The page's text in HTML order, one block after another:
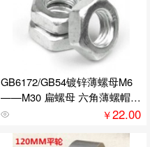
GB6172/GB54镀锌薄螺母M6
——M30 扁螺母 六角薄螺帽/
镀锌螺母/六角螺母 M6 ￥22.00